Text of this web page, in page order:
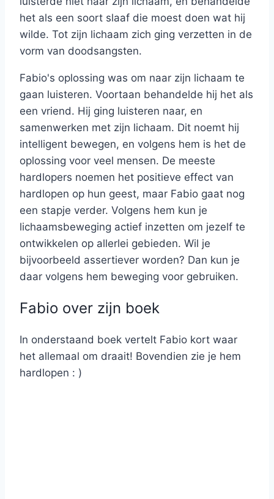
het als een soort slaaf die moest doen wat hij
wilde. Tot zijn lichaam zich ging verzetten in de
vorm van doodsangsten.
Fabio's oplossing was om naar zijn lichaam te
gaan luisteren. Voortaan behandelde hij het als
een vriend. Hij ging luisteren naar, en
samenwerken met zijn lichaam. Dit noemt hij
intelligent bewegen, en volgens hem is het de
oplossing voor veel mensen. De meeste
hardlopers noemen het positieve effect van
hardlopen op hun geest, maar Fabio gaat nog
een stapje verder. Volgens hem kun je
lichaamsbeweging actief inzetten om jezelf te
ontwikkelen op allerlei gebieden. Wil je
bijvoorbeeld assertiever worden? Dan kun je
daar volgens hem beweging voor gebruiken.
Fabio over zijn boek
In onderstaand boek vertelt Fabio kort waar
het allemaal om draait! Bovendien zie je hem
hardlopen : )